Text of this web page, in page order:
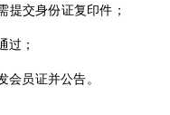
提交身份证复印件；
过；
会员证并公告。